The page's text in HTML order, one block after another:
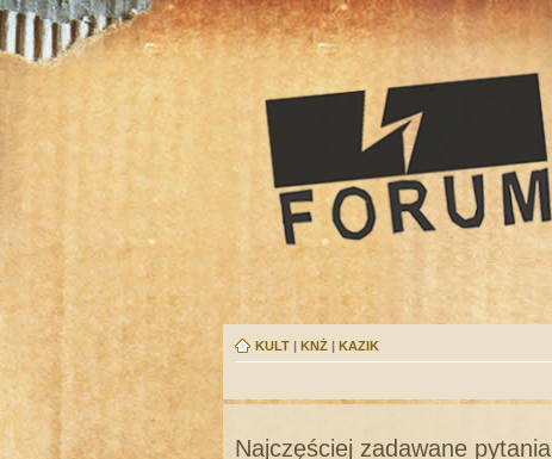
KULT | KNŻ | KAZIK
Najczęściej zadawane pytania